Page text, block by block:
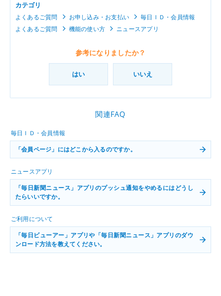
カテゴリ
よくあるご質問 お申し込み・お支払い
毎日ＩＤ・会員情報
よくあるご質問
機能の使い方 ニュースアプリ
参考になりましたか？
はい いいえ
関連FAQ
毎日ＩＤ・会員情報
「会員ページ」にはどこから入るのですか。
ニュースアプリ
「毎日新聞ニュース」アプリのプッシュ通知をやめるにはどうし
たらいいですか。
ご利用について
「毎日ビューアー」アプリや「毎日新聞ニュース」アプリのダウ
ンロード方法を教えてください。